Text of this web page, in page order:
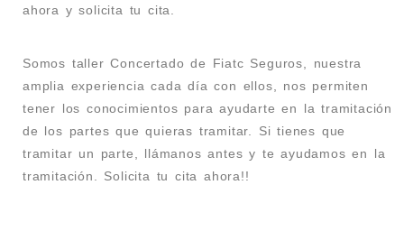
ahora y solicita tu cita.
Somos taller Concertado de Fiatc Seguros, nuestra
amplia experiencia cada día con ellos, nos permiten
tener los conocimientos para ayudarte en la tramitación
de los partes que quieras tramitar. Si tienes que
tramitar un parte, llámanos antes y te ayudamos en la
tramitación. Solicita tu cita ahora!!